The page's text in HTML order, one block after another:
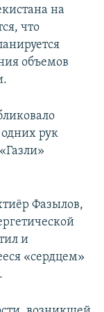
на
что
объемов
рук
Фазылов,
и
«сердцем»